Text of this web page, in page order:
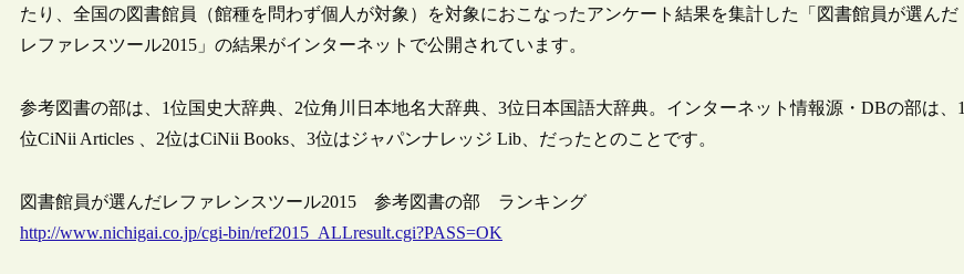
たり、全国の図書館員（館種を問わず個人が対象）を対象におこなったアンケート結果を集計した「図書館員が選んだ
レファレスツール2015」の結果がインターネットで公開されています。
参考図書の部は、1位国史大辞典、2位角川日本地名大辞典、3位日本国語大辞典。インターネット情報源・DBの部は、1
位CiNii Articles 、2位はCiNii Books、3位はジャパンナレッジ Lib、だったとのことです。
図書館員が選んだレファレンスツール2015 参考図書の部 ランキング
http://www.nichigai.co.jp/cgi-bin/ref2015_ALLresult.cgi?PASS=OK